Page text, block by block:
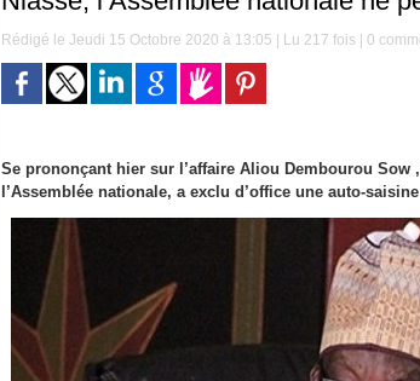
Rédigé le Jeudi 15 Octobre 2020 à 13:05 | Lu 217 fois | 0
Se prononçant hier sur l’affaire Aliou Dembourou Sow
l’Assemblée nationale, a exclu d’office une auto-